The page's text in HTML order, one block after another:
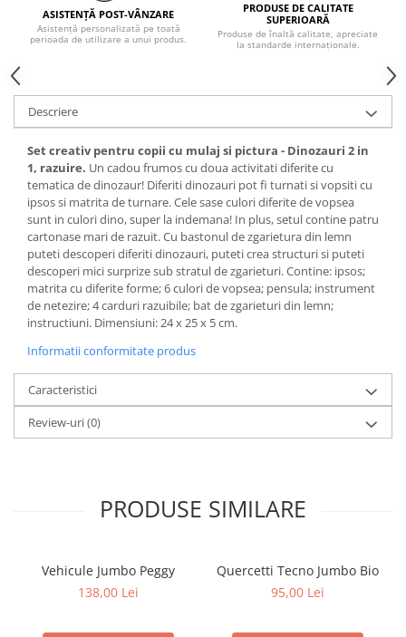
ASISTENȚĂ POST-VÂNZARE
Asistență personalizată pe toată
perioada de utilizare a unui produs.
PRODUSE DE CALITATE
SUPERIOARĂ
Produse de înaltă calitate, apreciate
la standarde internaționale.
Descriere
Set creativ pentru copii cu mulaj si pictura - Dinozauri 2 in
1, razuire. Un cadou frumos cu doua activitati diferite cu
tematica de dinozaur! Diferiti dinozauri pot fi turnati si vopsiti cu
ipsos si matrita de turnare. Cele sase culori diferite de vopsea
sunt in culori dino, super la indemana! In plus, setul contine patru
cartonase mari de razuit. Cu bastonul de zgarietura din lemn
puteti descoperi diferiti dinozauri, puteti crea structuri si puteti
descoperi mici surprize sub stratul de zgarieturi. Contine: ipsos;
matrita cu diferite forme; 6 culori de vopsea; pensula; instrument
de netezire; 4 carduri razuibile; bat de zgarieturi din lemn;
instructiuni. Dimensiuni: 24 x 25 x 5 cm.
Informatii conformitate produs
Caracteristici
Review-uri(0)
PRODUSE SIMILARE
Vehicule Jumbo Peggy
138,00 Lei
Quercetti Tecno Jumbo Bio
95,00 Lei